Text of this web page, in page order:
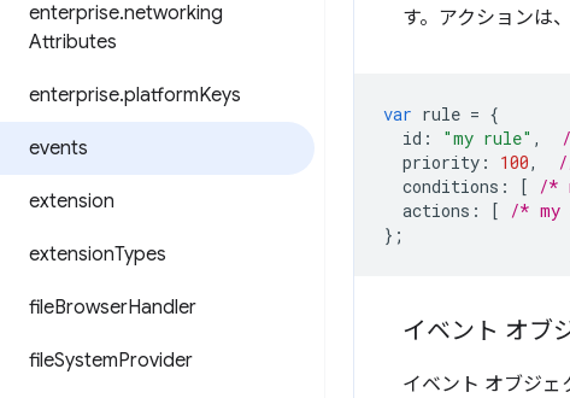
enterprise.networking
Attributes
enterprise.platformKeys
events
extension
extensionTypes
fileBrowserHandler
fileSystemProvider
す。アクションは
var rule = {
id : "my rule" ,
priority : 100,
conditions : [ /*
actions : [ /* my
};
イベント オブ
イベント オブジェ